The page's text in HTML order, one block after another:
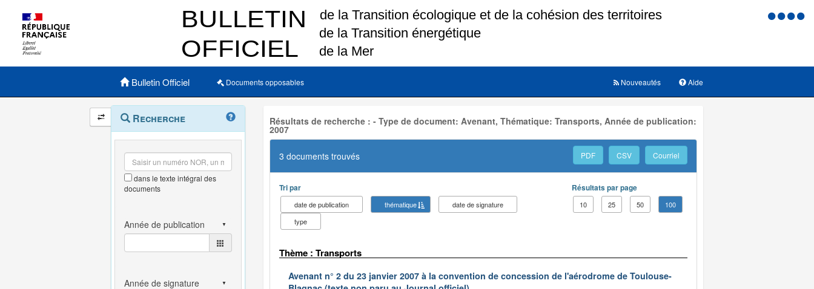
Menu
Menu principal
Bulletin Officiel Documents opposables Aide
Nouveautés
Navigation
et
outils
annexes
Menu
contextuel
Recherche
dans le texte intégral des
documents
Résultats de recherche : - Type de document: Avenant, Thématique: Transports, Année de publication:
2007
3 documents trouvés PDF CSV Courriel
Tri par
date de publication thématique
date de signature
type
Résultats par page
10 25 50 100
Thème : Transports
Avenant n° 2 du 23 janvier 2007 à la convention de concession de l'aérodrome de Toulouse-